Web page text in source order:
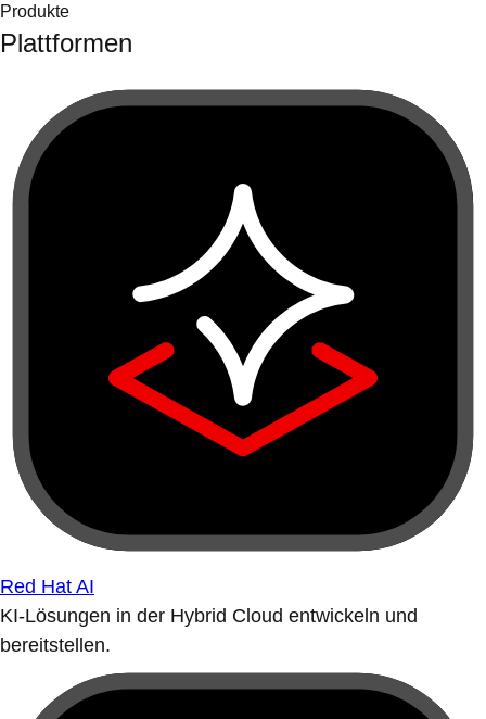
Produkte
Plattformen
Red Hat AI
KI-Lösungen in der Hybrid Cloud entwickeln und
bereitstellen.